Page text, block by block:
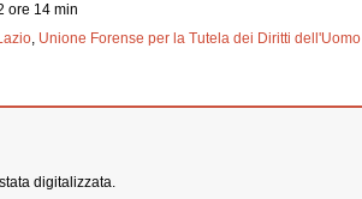
ore 14 min
, Unione Forense per la Tutela dei Diritti dell'Uomo
digitalizzata.